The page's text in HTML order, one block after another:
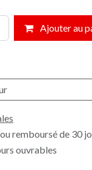
Ajouter au
remboursé de 30
ouvrables